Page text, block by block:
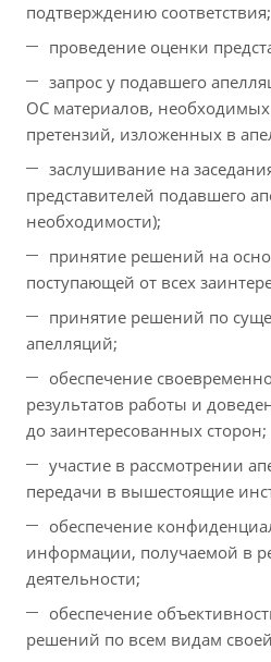
подтверждению соответствия;
проведение оценки
запрос у подавшего
ОС материалов, необходимых
претензий, изложенных в
заслушивание на
представителей подавшего
необходимости);
принятие решений на
поступающей от всех
принятие решений по
апелляций;
обеспечение
результатов работы и
до заинтересованных сторон;
участие в рассмотрении
передачи в вышестоящие
обеспечение
информации, получаемой в
деятельности;
обеспечение
решений по всем видам